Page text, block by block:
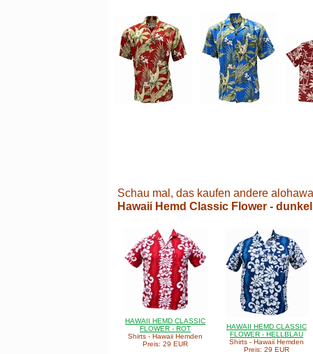
Schau mal, das kaufen andere
Hawaii Hemd Classic Flower -
HAWAII HEMD CLASSIC
FLOWER - ROT
Shirts - Hawaii Hemden
Preis: 29 EUR
HAWAII HEMD CLASSIC
FLOWER - HELLBLAU
Shirts - Hawaii Hemden
Preis: 29 EUR